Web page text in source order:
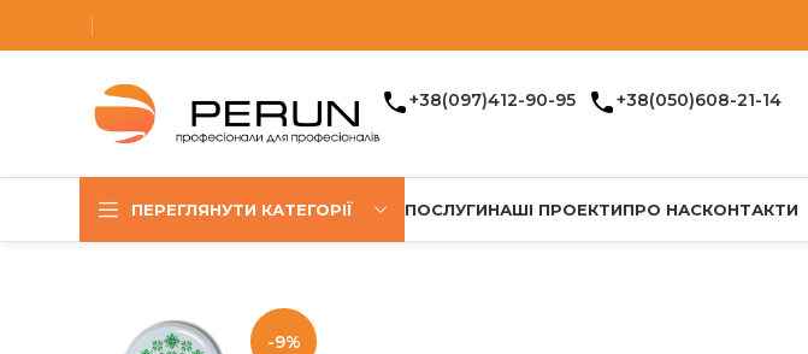
+38(097)412-90-95 +38(050)608-21-14
ПЕРЕГЛЯНУТИ КАТЕГОРІЇ ПОСЛУГИНАШІ ПРОЕКТИПРО НАСКОНТАКТИ
-9%